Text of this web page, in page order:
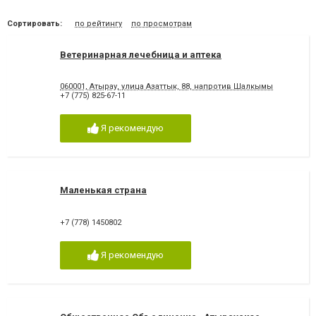
Сортировать: по рейтингу по просмотрам
Ветеринарная лечебница и аптека
060001, Атырау, улица Азаттык, 88, напротив Шалкымы
+7 (775) 825-67-11
Я рекомендую
Маленькая страна
+7 (778) 1450802
Я рекомендую